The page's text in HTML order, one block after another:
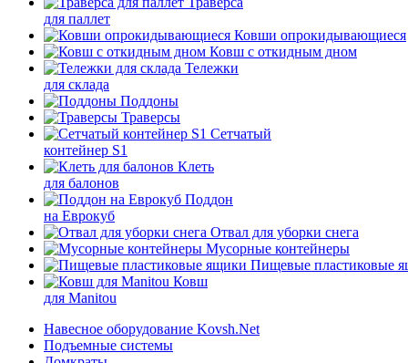
для паллет
Ковши опрокидывающиеся
Ковш с откидным дном
Тележки
для склада
Поддоны
Траверсы
Сетчатый
контейнер S1
Клеть
для балонов
Поддон
на Еврокуб
Отвал для уборки снега
Мусорные контейнеры
Пищевые пластиковые
Ковш
для Manitou
Навесное оборудование Kovsh.Net
Подъемные системы